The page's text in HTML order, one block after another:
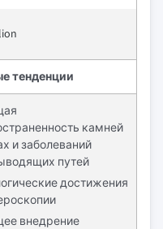
тенденции
камней
и заболеваний
путей
достижения
внедрение